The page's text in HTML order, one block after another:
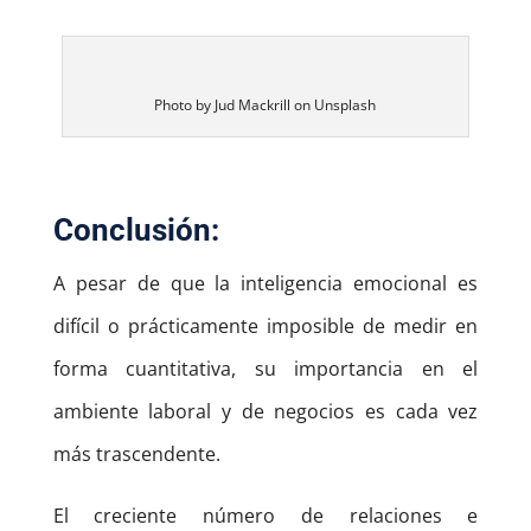
Photo by Jud Mackrill on Unsplash
Conclusión:
A pesar de que la inteligencia emocional es
difícil o prácticamente imposible de medir en
forma cuantitativa, su importancia en el
ambiente laboral y de negocios es cada vez
más trascendente.
El creciente número de relaciones e